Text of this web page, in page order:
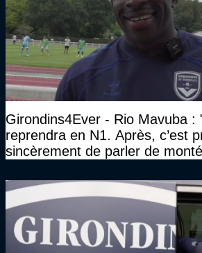
Girondins4Ever - Rio Mavuba :
reprendra en N1. Après, c’est
sincèrement de parler de